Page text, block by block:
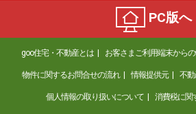
PC版へ
goo住宅・不動産とは お客さまご利用端末から
物件に関するお問合せの流れ 情報提供元 不
個人情報の取り扱いについて 消費税に関